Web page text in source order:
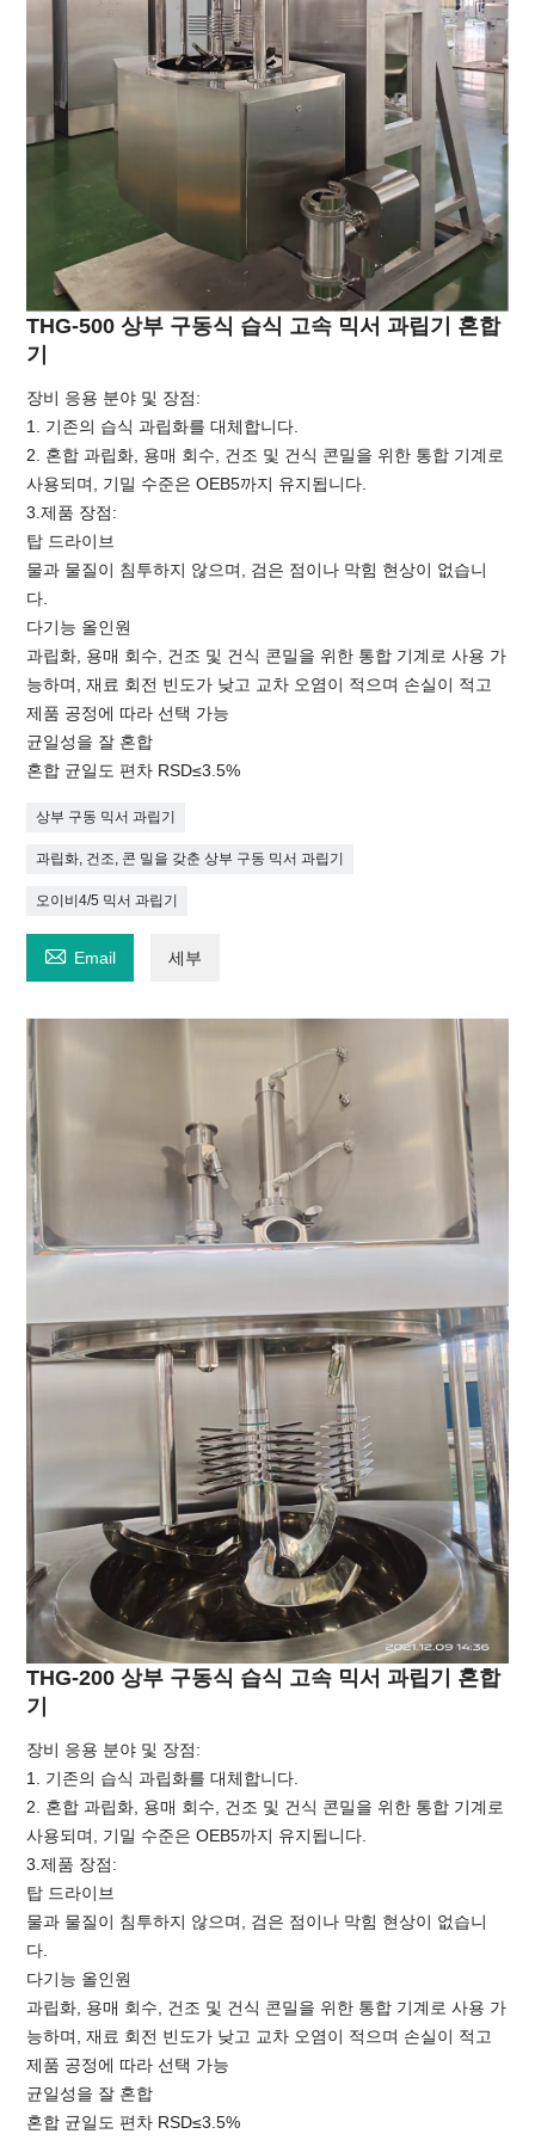
THG-500 상부 구동식 습식 고속 믹서 과립기 혼합
기
장비 응용 분야 및 장점:
1. 기존의 습식 과립화를 대체합니다.
2. 혼합 과립화, 용매 회수, 건조 및 건식 콘밀을 위한 통합 기계로
사용되며, 기밀 수준은 OEB5까지 유지됩니다.
3.제품 장점:
탑 드라이브
물과 물질이 침투하지 않으며, 검은 점이나 막힘 현상이 없습니
다.
다기능 올인원
과립화, 용매 회수, 건조 및 건식 콘밀을 위한 통합 기계로 사용 가
능하며, 재료 회전 빈도가 낮고 교차 오염이 적으며 손실이 적고
제품 공정에 따라 선택 가능
균일성을 잘 혼합
혼합 균일도 편차 RSD≤3.5%
상부 구동 믹서 과립기
과립화, 건조, 콘 밀을 갖춘 상부 구동 믹서 과립기
오이비4/5 믹서 과립기
 Email 세부
THG-200 상부 구동식 습식 고속 믹서 과립기 혼합
기
장비 응용 분야 및 장점:
1. 기존의 습식 과립화를 대체합니다.
2. 혼합 과립화, 용매 회수, 건조 및 건식 콘밀을 위한 통합 기계로
사용되며, 기밀 수준은 OEB5까지 유지됩니다.
3.제품 장점:
탑 드라이브
물과 물질이 침투하지 않으며, 검은 점이나 막힘 현상이 없습니
다.
다기능 올인원
과립화, 용매 회수, 건조 및 건식 콘밀을 위한 통합 기계로 사용 가
능하며, 재료 회전 빈도가 낮고 교차 오염이 적으며 손실이 적고
제품 공정에 따라 선택 가능
균일성을 잘 혼합
혼합 균일도 편차 RSD≤3.5%